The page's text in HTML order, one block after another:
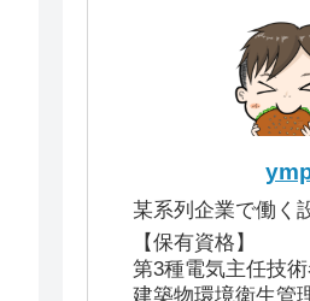
某系列企業で働く
【保有資格】
第3種電気主任技
建築物環境衛生管